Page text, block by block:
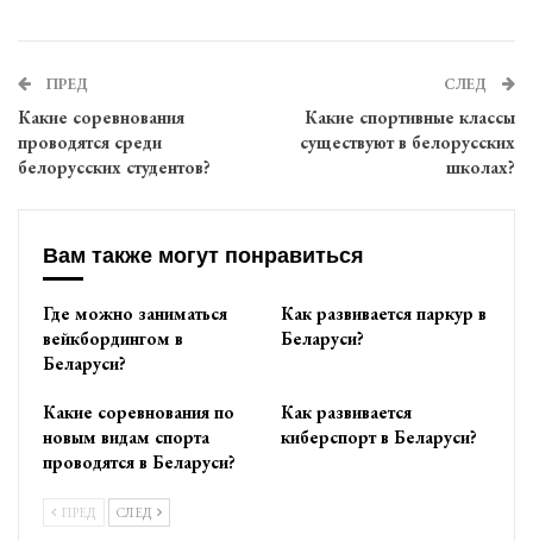
ПРЕД
Какие соревнования
проводятся среди
белорусских студентов?
СЛЕД
Какие спортивные классы
существуют в белорусских
школах?
Вам также могут понравиться
Где можно заниматься
вейкбордингом в
Беларуси?
Как развивается паркур в
Беларуси?
Какие соревнования по
новым видам спорта
проводятся в Беларуси?
Как развивается
киберспорт в Беларуси?
ПРЕД СЛЕД